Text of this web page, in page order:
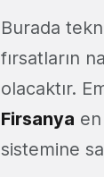
Burada
fırsatların
olacaktır.
Firsanya
sistemine